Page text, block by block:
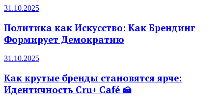
31.10.2025
Политика как Искусство: Как Брендинг
Формирует Демократию
31.10.2025
Как крутые бренды становятся ярче:
Идентичность Cru+ Café 🍰